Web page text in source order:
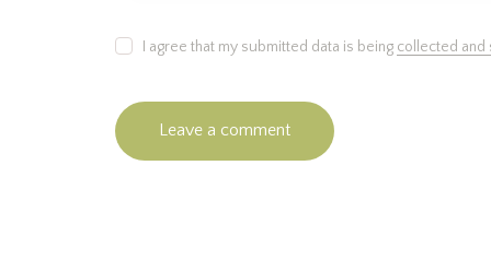
I agree that my submitted data is being collected and